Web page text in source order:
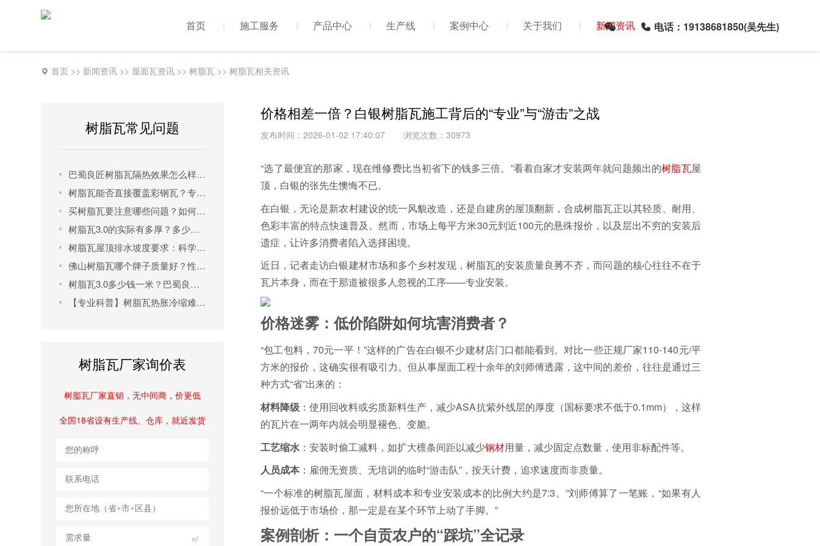
首页 施工服务 产品中心 生产线 案例中心 关于我们 新闻资讯 电话：19138681850(吴先生)
首页 >> 新闻资讯 >> 屋面瓦资讯 >>树脂瓦 >>树脂瓦相关资讯
树脂瓦常见问题
巴蜀良匠树脂瓦隔热效果怎么样？一文读懂其科学原理与实测表现
树脂瓦能否直接覆盖彩钢瓦？专业解析正确安装方法与品牌选择
买树脂瓦要注意哪些问题？如何选择才能买到优质树脂瓦管用30年？
树脂瓦3.0的实际有多厚？多少钱一米？
树脂瓦屋顶排水坡度要求：科学设计确保排水与美观兼得
佛山树脂瓦哪个牌子质量好？性价比之王是它！​
树脂瓦3.0多少钱一米？巴蜀良匠高性价比产品解析及选购指南
【专业科普】树脂瓦热胀冷缩难题破解指南：从施工到维护全流程解析
树脂瓦厂家询价表
树脂瓦厂家直销，无中间商，价更低
全国18省设有生产线、仓库，就近发货
㎡
价格相差一倍？白银树脂瓦施工背后的“专业”与“游击”之战
发布时间：2026-01-02 17:40:07 浏览次数：30973
“选了最便宜的那家，现在维修费比当初省下的钱多三倍。”看着自家才安装两年就问题频出的树脂瓦屋
顶，白银的张先生懊悔不已。
在白银，无论是新农村建设的统一风貌改造，还是自建房的屋顶翻新，合成树脂瓦正以其轻质、耐用、
色彩丰富的特点快速普及。然而，市场上每平方米30元到近100元的悬殊报价，以及层出不穷的安装后
遗症，让许多消费者陷入选择困境。
近日，记者走访白银建材市场和多个乡村发现，树脂瓦的安装质量良莠不齐，而问题的核心往往不在于
瓦片本身，而在于那道被很多人忽视的工序——专业安装。
价格迷雾：低价陷阱如何坑害消费者？
“包工包料，70元一平！”这样的广告在白银不少建材店门口都能看到。对比一些正规厂家110-140元/平
方米的报价，这确实很有吸引力。但从事屋面工程十余年的刘师傅透露，这中间的差价，往往是通过三
种方式“省”出来的：
材料降级 ：使用回收料或劣质新料生产，减少ASA抗紫外线层的厚度（国标要求不低于0.1mm），这样
的瓦片在一两年内就会明显褪色、变脆。
工艺缩水 ：安装时偷工减料，如扩大檩条间距以减少钢材用量，减少固定点数量，使用非标配件等。
人员成本：雇佣无资质、无培训的临时“游击队”，按天计费，追求速度而非质量。
“一个标准的树脂瓦屋面，材料成本和专业安装成本的比例大约是7:3。”刘师傅算了一笔账，“如果有人
报价远低于市场价，那一定是在某个环节上动了手脚。”
案例剖析：一个自贡农户的“踩坑”全记录